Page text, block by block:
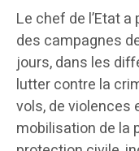
Le chef de l’Etat
des campagnes
jours, dans les
lutter contre la
vols, de violences
mobilisation de la